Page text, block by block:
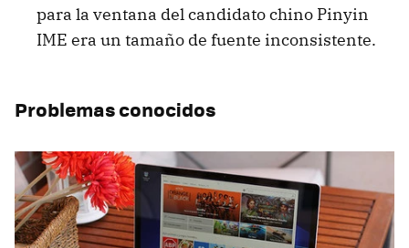
para la ventana del candidato chino Pinyin
IME era un tamaño de fuente inconsistente.
Problemas conocidos